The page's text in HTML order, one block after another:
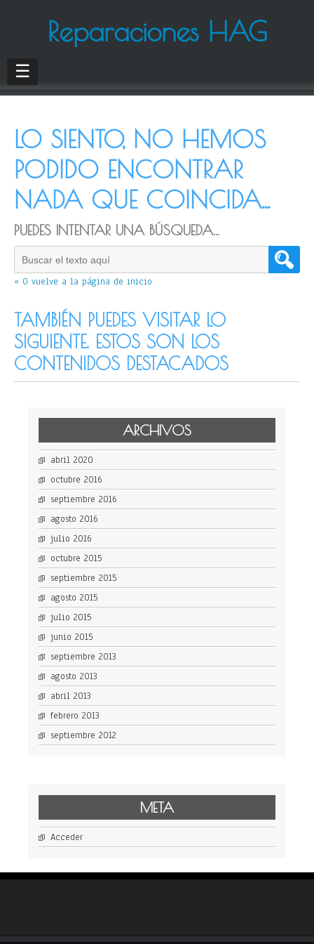
Reparaciones HAG
☰
LO SIENTO, NO HEMOS
PODIDO ENCONTRAR
NADA QUE COINCIDA...
PUEDES INTENTAR UNA BÚSQUEDA...
« O vuelve a la página de inicio
TAMBIÉN PUEDES VISITAR LO
SIGUIENTE. ESTOS SON LOS
CONTENIDOS DESTACADOS
ARCHIVOS
abril 2020
octubre 2016
septiembre 2016
agosto 2016
julio 2016
octubre 2015
septiembre 2015
agosto 2015
julio 2015
junio 2015
septiembre 2013
agosto 2013
abril 2013
febrero 2013
septiembre 2012
META
Acceder